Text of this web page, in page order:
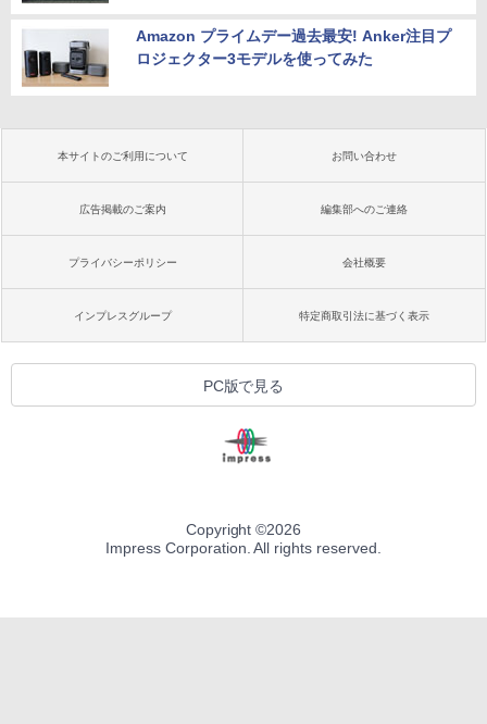
Amazon プライムデー過去最安! Anker注目プ
ロジェクター3モデルを使ってみた
本サイトのご利用について お問い合わせ
広告掲載のご案内 編集部へのご連絡
プライバシーポリシー 会社概要
インプレスグループ 特定商取引法に基づく表示
PC版で見る
Copyright ©2026
Impress Corporation. All rights reserved.